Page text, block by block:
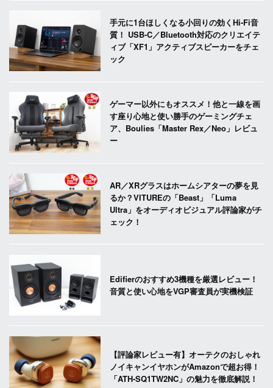
手元に1台ほしくなる小回りの効くHi-Fi音
質！ USB-C／Bluetooth対応のクリエイテ
ィブ「XF1」アクティブスピーカーをチェ
ック
ゲーマー以外にもオススメ！他と一線を画
す座り心地と使い勝手のゲーミングチェ
ア、Boulies「Master Rex／Neo」レビュ
ー
AR／XRグラスはホームシアターの夢を見
るか？VITUREの「Beast」「Luma
Ultra」をオーディオビジュアル評論家がチ
ェック！
Edifierのおすすめ3機種を厳選レビュー！
音質と使い心地をVGP審査員が実機検証
【評論家レビュー有】オーテクのおしゃれ
ノイキャンイヤホンがAmazonで超お得！
「ATH-SQ1TW2NC」の魅力を徹底解説！